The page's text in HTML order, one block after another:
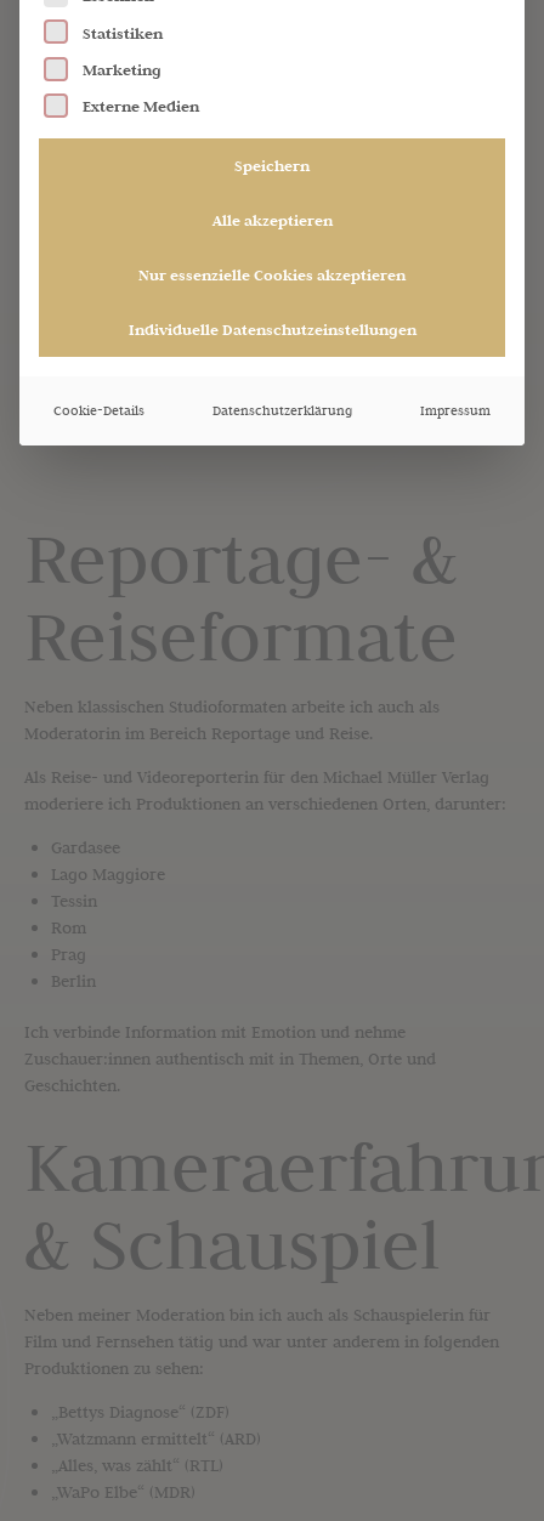
Reportage- &
Reiseformate
Neben klassischen Studioformaten arbeite ich auch als
Moderatorin im Bereich Reportage und Reise.
Als Reise- und Videoreporterin für den Michael Müller Verlag
moderiere ich Produktionen an verschiedenen Orten, darunter:
Gardasee
Lago Maggiore
Tessin
Rom
Prag
Berlin
Ich verbinde Information mit Emotion und nehme
Zuschauer:innen authentisch mit in Themen, Orte und
Geschichten.
& Schauspiel
Neben meiner Moderation bin ich auch als Schauspielerin für
Film und Fernsehen tätig und war unter anderem in folgenden
Produktionen zu sehen:
„Bettys Diagnose“ (ZDF)
„Watzmann ermittelt“ (ARD)
„Alles, was zählt“ (RTL)
„WaPo Elbe“ (MDR)
Statistiken
Marketing
Externe Medien
Speichern
Alle akzeptieren
Nur essenzielle Cookies akzeptieren
Individuelle Datenschutzeinstellungen
Cookie-Details Datenschutzerklärung Impressum